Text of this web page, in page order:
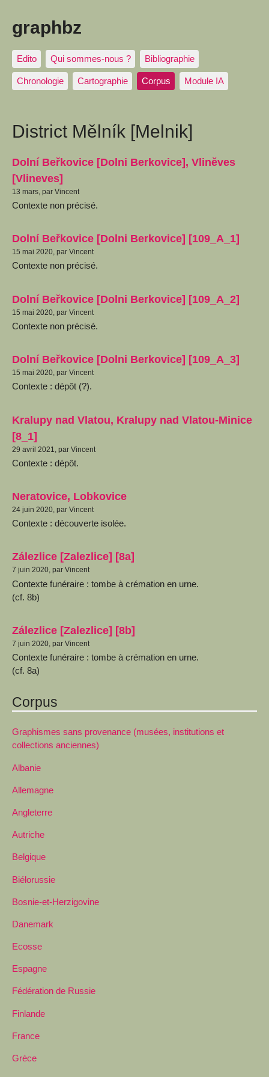
graphbz
Edito Qui sommes-nous ? Bibliographie
Chronologie Cartographie Corpus Module IA
District Mělník [Melnik]
Dolní Beřkovice [Dolni Berkovice], Vliněves
[Vlineves]
13 mars, par Vincent
Contexte non précisé.
Dolní Beřkovice [Dolni Berkovice] [109_A_1]
15 mai 2020, par Vincent
Contexte non précisé.
Dolní Beřkovice [Dolni Berkovice] [109_A_2]
15 mai 2020, par Vincent
Contexte non précisé.
Dolní Beřkovice [Dolni Berkovice] [109_A_3]
15 mai 2020, par Vincent
Contexte : dépôt (?).
Kralupy nad Vlatou, Kralupy nad Vlatou-Minice
[8_1]
29 avril 2021, par Vincent
Contexte : dépôt.
Neratovice, Lobkovice
24 juin 2020, par Vincent
Contexte : découverte isolée.
Zálezlice [Zalezlice] [8a]
7 juin 2020, par Vincent
Contexte funéraire : tombe à crémation en urne.
(cf. 8b)
Zálezlice [Zalezlice] [8b]
7 juin 2020, par Vincent
Contexte funéraire : tombe à crémation en urne.
(cf. 8a)
Corpus
Graphismes sans provenance (musées, institutions et
collections anciennes)
Albanie
Allemagne
Angleterre
Autriche
Belgique
Biélorussie
Bosnie-et-Herzigovine
Danemark
Ecosse
Espagne
Fédération de Russie
Finlande
France
Grèce